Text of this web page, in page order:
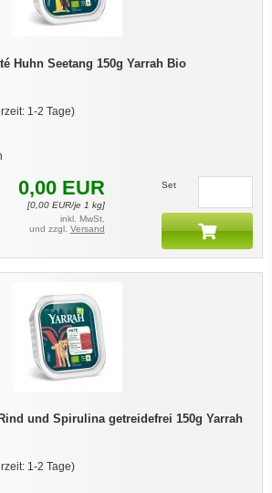
Huhn Seetang 150g Yarrah Bio
1-2 Tage)
0,00 EUR
[0,00EUR/je 1 kg]
inkl. MwSt.
und zzgl. Versand
Set
und Spirulina getreidefrei 150g Yarrah
1-2 Tage)